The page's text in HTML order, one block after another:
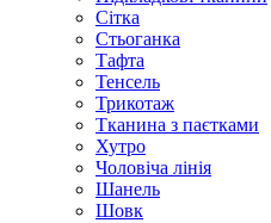
Сітка
Стьоганка
Тафта
Тенсель
Трикотаж
Тканина з паєтками
Хутро
Чоловіча лінія
Шанель
Шовк